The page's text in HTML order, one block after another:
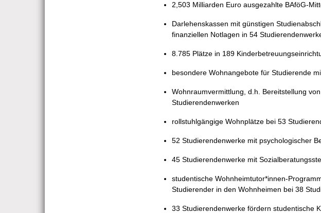
2,503 Milliarden Euro ausgezahlte BAföG-
Darlehenskassen mit günstigen
finanziellen Notlagen in 54
8.785 Plätze in 189
besondere Wohnangebote für Studierende
Wohnraumvermittlung, d.h. Bereitstellung
Studierendenwerken
rollstuhlgängige Wohnplätze bei 53
52 Studierendenwerke mit psychologischer
45 Studierendenwerke mit
studentische Wohnheimtutor*innen-
Studierender in den Wohnheimen bei 38
33 Studierendenwerke fördern studentische